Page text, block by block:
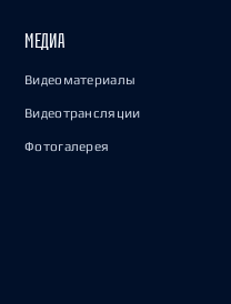
МЕДИА
Видеоматериалы
Видеотрансляции
Фотогалерея